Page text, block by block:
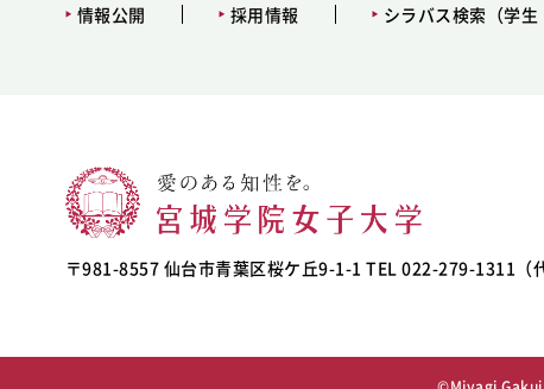
情報公開 採用情報 シラバス検索（学生
〒981-8557 仙台市青葉区桜ケ丘9-1-1 TEL 022-279-1311（代